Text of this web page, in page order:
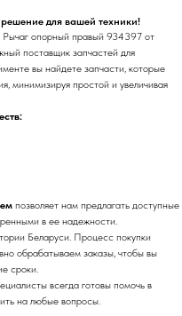
для вашей техники!
Рычаг опорный правый 934397 от
поставщик запчастей для
вы найдете запчасти, которые
минимизируя простой и увеличивая
позволяет нам предлагать доступные
в ее надежности.
Беларуси. Процесс покупки
обрабатываем заказы, чтобы вы
сроки.
всегда готовы помочь в
на любые вопросы.